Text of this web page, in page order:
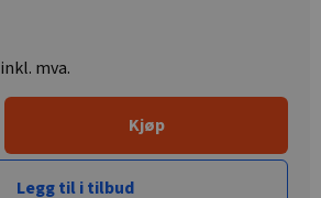
inkl. mva.
Kjøp
Legg til i tilbud